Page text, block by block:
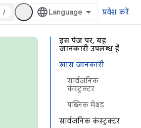
/ प्रवेश करें
इस पेज पर, यह
जानकारी उपलब्ध है
खास जानकारी
सार्वजनिक
कंस्ट्रक्टर
पब्लिक मेथड
सार्वजनिक कंस्ट्रक्टर